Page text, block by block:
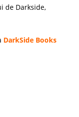
de Darkside,
DarkSide Books